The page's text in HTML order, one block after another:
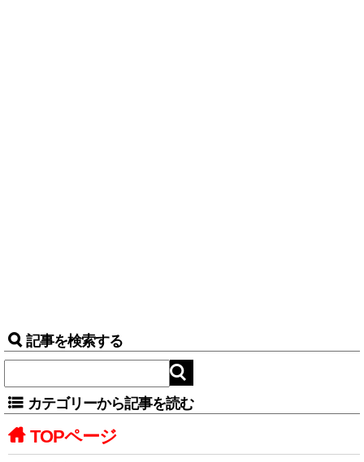
記事を検索する
カテゴリーから記事を読む
TOPページ